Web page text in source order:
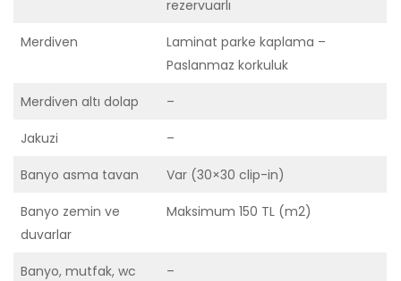
rezervuarlı
Merdiven
Laminat parke kaplama –
Paslanmaz korkuluk
Merdiven altı dolap –
Jakuzi –
Banyo asma tavan Var (30×30 clip-in)
Banyo zemin ve
duvarlar
Maksimum 150 TL (m2)
Banyo, mutfak, wc
–